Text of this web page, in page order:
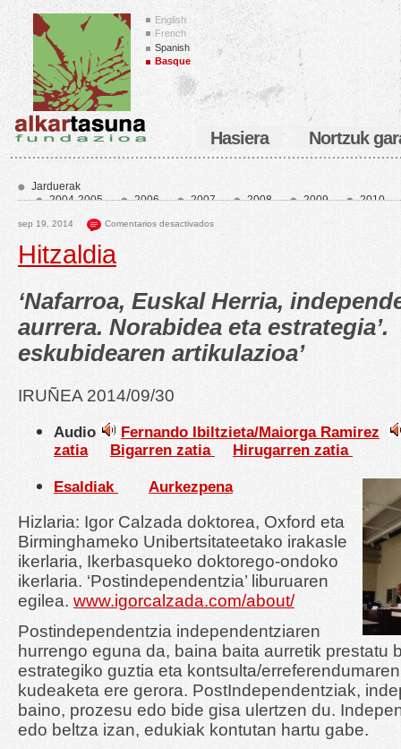
English
French
Spanish
Basque
Hasiera Nortzuk
Jarduerak
2004-2005
2006 2007 2008 2009
2010
2023
2024 2025
sep 19, 2014 Comentarios desactivados
Hitzaldia
‘Nafarroa, Euskal Herria,
aurrera. Norabidea eta estrategia’.
eskubidearen artikulazioa’
IRUÑEA 2014/09/30
Audio
Fernando Ibiltzieta/Maiorga Ramirez
zatia
Bigarren zatia Hirugarren zatia
Esaldiak Aurkezpena
Hizlaria: Igor Calzada doktorea, Oxford eta
Birminghameko Unibertsitateetako irakasle
ikerlaria, Ikerbasqueko doktorego-ondoko
ikerlaria. ‘Postindependentzia’ liburuaren
egilea. www.igorcalzada.com/about/
Postindependentzia independentziaren
hurrengo eguna da, baina baita aurretik prestatu
estrategiko guztia eta kontsulta/
kudeaketa ere gerora. PostIndependentziak,
baino, prozesu edo bide gisa ulertzen du.
edo beltza izan, edukiak kontutan hartu gabe.